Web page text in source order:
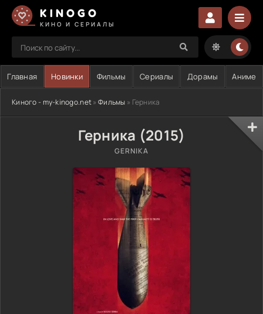
KINOGO
КИНО И СЕРИАЛЫ
Главная Новинки Фильмы Сериалы Дорамы Аниме
Киного - my-kinogo.net»Фильмы » Герника
Герника (2015)
GERNIKA